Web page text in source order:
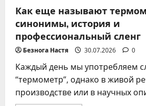
Как еще называют
синонимы, история и
профессиональный сленг
Безнога Настя 30.07.2026 0
Каждый день мы употребляем
“термометр”, однако в живой
производстве или в научных